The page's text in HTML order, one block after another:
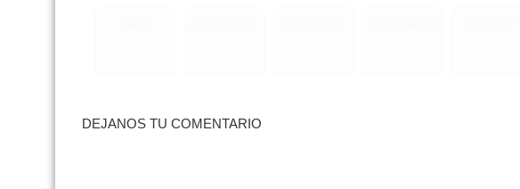
DEJANOS TU COMENTARIO